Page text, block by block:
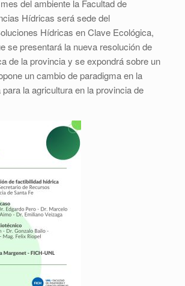
del ambiente la Facultad de
Hídricas será sede del
Hídricas en Clave Ecológica,
se presentará la nueva resolución de
de la provincia y se expondrá sobre un
un cambio de paradigma en la
la agricultura en la provincia de